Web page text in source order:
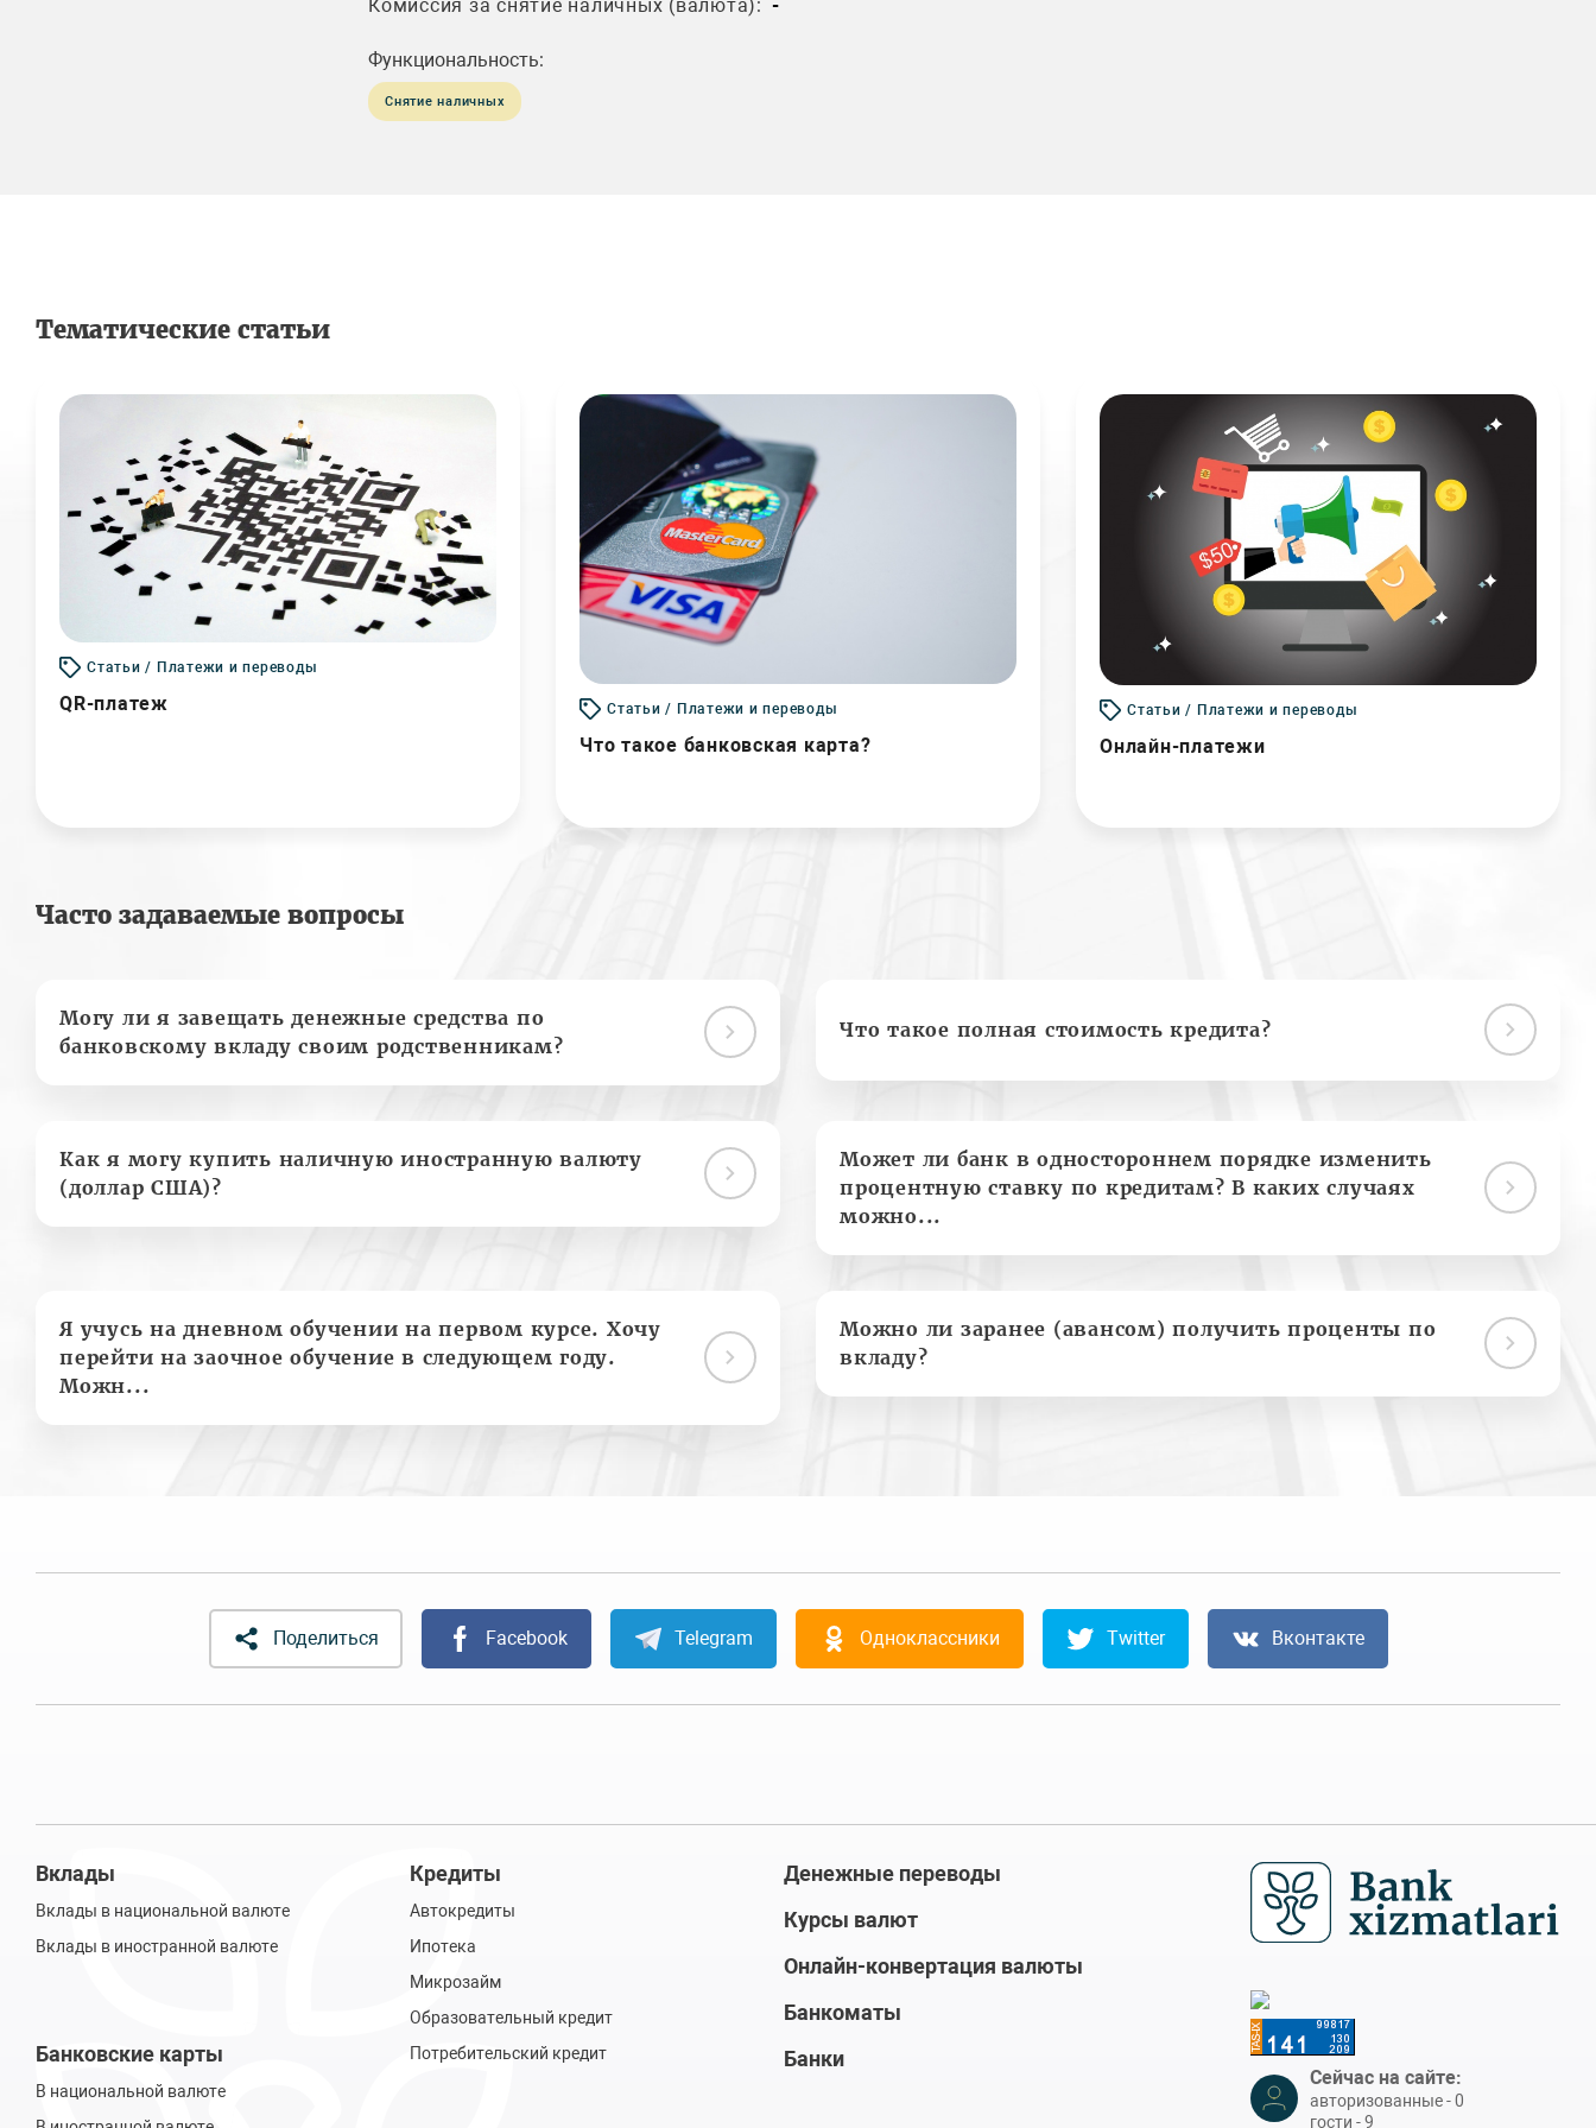
Комиссия за снятие наличных (валюта): -
Функциональность:
Снятие наличных
Тематические статьи
Статьи / Платежи и переводы
QR-платеж Статьи / Платежи и переводы
Что такое банковская карта?
Статьи / Платежи и переводы
Онлайн-платежи
Часто задаваемые вопросы
Могу ли я завещать денежные средства по
банковскому вкладу своим родственникам?
Что такое полная стоимость кредита?
Как я могу купить наличную иностранную валюту
(доллар США)?
Может ли банк в одностороннем порядке изменить
процентную ставку по кредитам? В каких случаях
можно...
Я учусь на дневном обучении на первом курсе. Хочу
перейти на заочное обучение в следующем году.
Можн...
Можно ли заранее (авансом) получить проценты по
вкладу?
Поделиться Facebook Telegram Одноклассники Twitter Вконтакте
Вклады
Вклады в национальной валюте
Вклады в иностранной валюте
Банковские карты
В национальной валюте
Кредиты
Автокредиты
Ипотека
Микрозайм
Образовательный кредит
Потребительский кредит
Денежные переводы
Курсы валют
Онлайн-конвертация валюты
Банкоматы
Банки
Сейчас на сайте:
авторизованные - 0
гости - 9